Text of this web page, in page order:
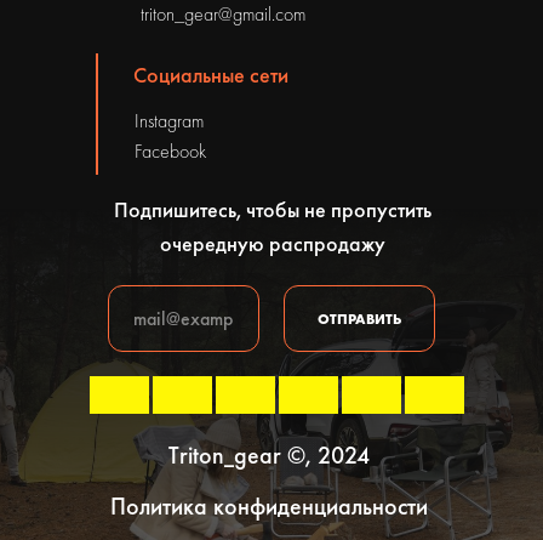
Подпишитесь, чтобы не пропустить
очередную распродажу
Triton_gear ©, 2024
Политика конфиденциальности
ОТПРАВИТЬ
triton_gear@gmail.com
Социальные сети
Instagram
Facebook